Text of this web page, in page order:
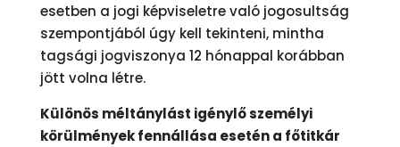
esetben a jogi képviseletre való jogosultság
szempontjából úgy kell tekinteni, mintha
tagsági jogviszonya 12 hónappal korábban
jött volna létre.
Különös méltánylást igénylő személyi
körülmények fennállása esetén a főtitkár